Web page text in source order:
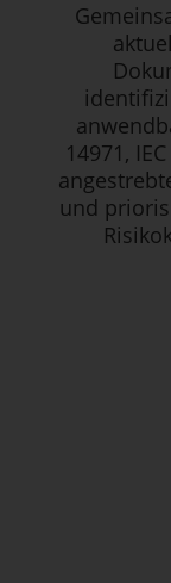
14971,
und